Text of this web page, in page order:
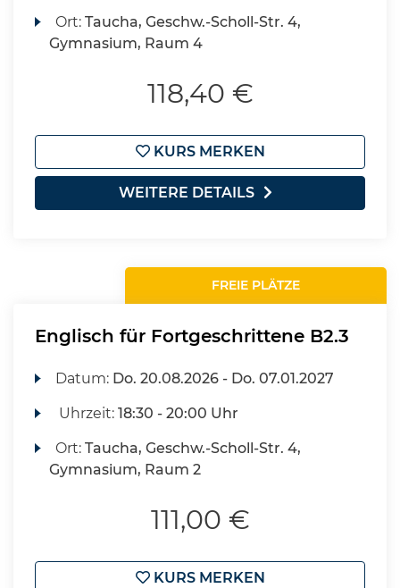
Ort:Taucha, Geschw.-Scholl-Str. 4,
Gymnasium, Raum 4
118,40 €
KURS MERKEN
WEITERE DETAILS
FREIE PLÄTZE
Englisch für Fortgeschrittene B2.3
Datum: Do. 20.08.2026 - Do. 07.01.2027
Uhrzeit:18:30 - 20:00 Uhr
Ort:Taucha, Geschw.-Scholl-Str. 4,
Gymnasium, Raum 2
111,00 €
KURS MERKEN